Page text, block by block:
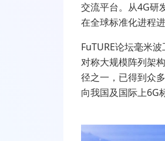
交流平台。从4G研
在全球标准化进程
FuTURE论坛毫米
对称大规模阵列架
径之一，已得到众
向我国及国际上6G